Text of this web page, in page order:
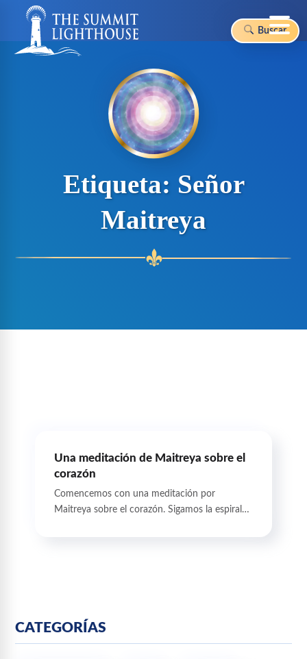
Buscar
Etiqueta: Señor
Maitreya
Una meditación de Maitreya sobre el
corazón
Comencemos con una meditación por
Maitreya sobre el corazón. Sigamos la espiral…
CATEGORÍAS